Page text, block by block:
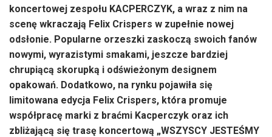
koncertowej zespołu KACPERCZYK, a wraz z nim na
scenę wkraczają Felix Crispers w zupełnie nowej
odsłonie. Popularne orzeszki zaskoczą swoich fanów
nowymi, wyrazistymi smakami, jeszcze bardziej
chrupiącą skorupką i odświeżonym designem
opakowań. Dodatkowo, na rynku pojawiła się
limitowana edycja Felix Crispers, która promuje
współpracę marki z braćmi Kacperczyk oraz ich
zbliżającą się trasę koncertową „WSZYSCY JESTEŚMY